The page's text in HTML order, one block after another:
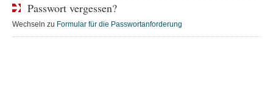
Passwort vergessen?
Wechseln zu Formular für die Passwortanforderung